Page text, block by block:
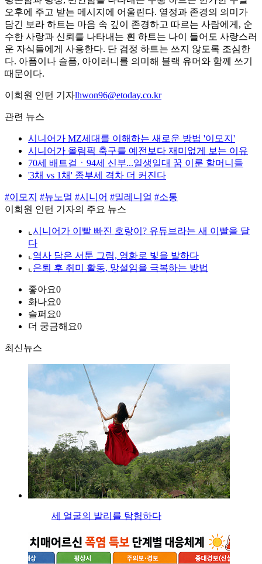
오후에 주고 받는 메시지에 어울린다. 열정과 존경의 의미가
담긴 보라 하트는 마음 속 깊이 존경하고 따르는 사람에게, 순
수한 사랑과 신뢰를 나타내는 흰 하트는 나이 들어도 사랑스러
운 자식들에게 사용한다. 단 검정 하트는 쓰지 않도록 조심한
다. 아픔이나 슬픔, 아이러니를 의미해 블랙 유머와 함께 쓰기
때문이다.
이희원 인턴 기자lhwon96@etoday.co.kr
관련 뉴스
시니어가 MZ세대를 이해하는 새로운 방법 '이모지'
시니어가 올림픽 축구를 예전보다 재미없게 보는 이유
70세 배트걸ㆍ94세 신부...일생일대 꿈 이룬 할머니들
'3채 vs 1채' 종부세 격차 더 커진다
#이모지 #뉴노멀 #시니어 #밀레니얼 #소통
이희원 인턴 기자의 주요 뉴스
⌞ 시니어가 이빨 빠진 호랑이? 유튜브라는 새 이빨을 달
다
⌞ 역사 담은 서툰 그림, 영화로 빛을 발하다
⌞ 은퇴 후 취미 활동, 망설임을 극복하는 방법
좋아요0
화나요0
슬퍼요0
더 궁금해요0
최신뉴스
세 얼굴의 발리를 탐험하다